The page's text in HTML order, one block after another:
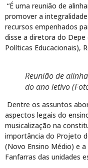
“É uma reunião de
promover a
recursos empenhados
disse a diretora do
Políticas Educacionais),
Reunião de
do ano letivo
Dentre os assuntos
aspectos legais do
musicalização na
importância do Projeto
(Novo Ensino Médio) e a
Fanfarras das unidades